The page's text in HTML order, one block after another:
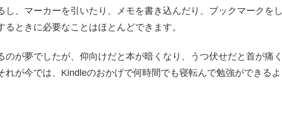
し、マーカーを引いたり、メモを書き込んだり、ブックマークをし
ときに必要なことはほとんどできます。
のが夢でしたが、仰向けだと本が暗くなり、うつ伏せだと首が痛く
れが今では、Kindleのおかげで何時間でも寝転んで勉強ができるよ